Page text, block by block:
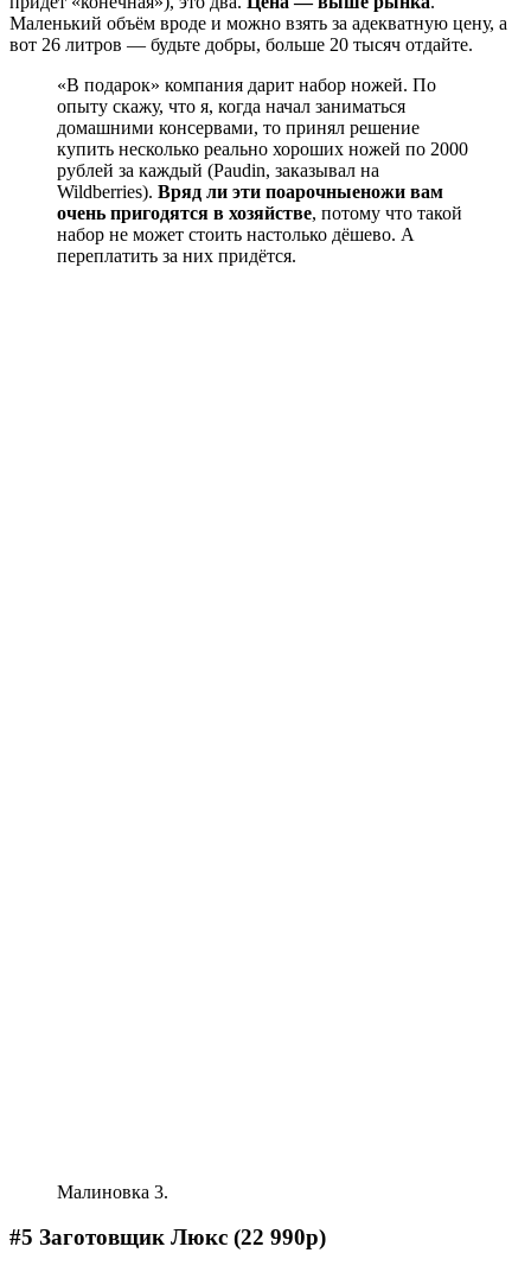
Маленький объём вроде и можно взять за адекватную цену, а
вот 26 литров — будьте добры, больше 20 тысяч отдайте.
«В подарок» компания дарит набор ножей. По
опыту скажу, что я, когда начал заниматься
домашними консервами, то принял решение
купить несколько реально хороших ножей по 2000
рублей за каждый (Paudin, заказывал на
Wildberries). Вряд ли эти поарочныеножи вам
очень пригодятся в хозяйстве, потому что такой
набор не может стоить настолько дёшево. А
переплатить за них придётся.
Малиновка 3.
#5 Заготовщик Люкс (22 990р)